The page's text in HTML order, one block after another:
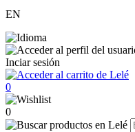
EN
Inciar sesión
0
0